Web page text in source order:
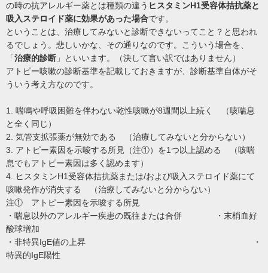
の時の抗アレルギー薬とは種類の違う ヒスタミンH1受容体拮抗薬と
吸入ステロイド薬に効果があった場合です。
ということは、治療してみないと診断できないってこと？と思われ
るでしょう。悲しいかな、その通りなのです。こういう場合を、
「治療的診断 」といいます。（決して言い訳ではありません）
アトピー咳嗽の診断基準を記載しておきますが、診断基準自体がそ
ういう考え方なのです。
1. 喘鳴や呼吸困難を伴わない乾性咳嗽が8週間以上続く （咳喘息
と全く同じ）
2. 気管支拡張薬が無効である （治療してみないと分からない）
3. アトピー素因を示唆する所見（注①）を1つ以上認める （咳喘
息でもアトピー素因は多く認めます）
4. ヒスタミンH1受容体拮抗薬または/および吸入ステロイド薬にて
咳嗽発作が消失する （治療してみないと分からない）
注① アトピー素因を示唆する所見
・喘息以外のアレルギー疾患の既往または合併 ・末梢血好
酸球増加
・非特異IgE値の上昇 ・
特異的IgE陽性